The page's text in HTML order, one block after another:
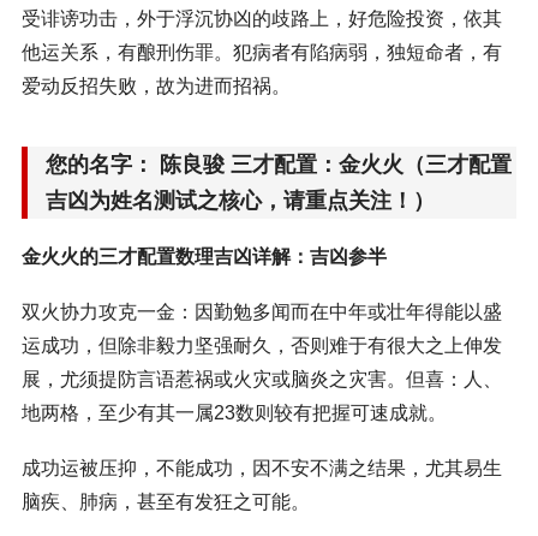
受诽谤功击，外于浮沉协凶的歧路上，好危险投资，依其
他运关系，有酿刑伤罪。犯病者有陷病弱，独短命者，有
爱动反招失败，故为进而招祸。
您的名字： 陈良骏 三才配置：金火火（三才配置
吉凶为姓名测试之核心，请重点关注！）
金火火的三才配置数理吉凶详解：吉凶参半
双火协力攻克一金：因勤勉多闻而在中年或壮年得能以盛
运成功，但除非毅力坚强耐久，否则难于有很大之上伸发
展，尤须提防言语惹祸或火灾或脑炎之灾害。但喜：人、
地两格，至少有其一属23数则较有把握可速成就。
成功运被压抑，不能成功，因不安不满之结果，尤其易生
脑疾、肺病，甚至有发狂之可能。